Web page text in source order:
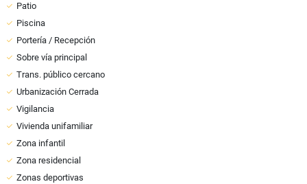
Patio
Piscina
Portería / Recepción
Sobre vía principal
Trans. público cercano
Urbanización Cerrada
Vigilancia
Vivienda unifamiliar
Zona infantil
Zona residencial
Zonas deportivas